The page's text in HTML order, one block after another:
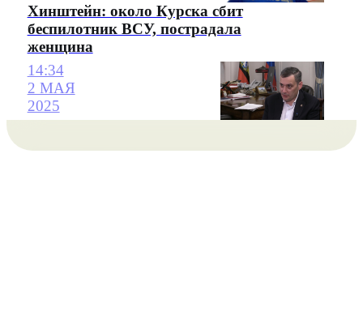
Хинштейн: около Курска сбит
беспилотник ВСУ, пострадала
женщина
14:34
2 МАЯ
2025